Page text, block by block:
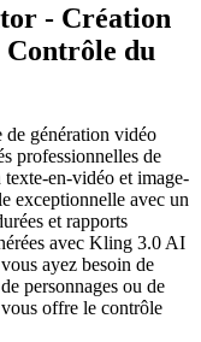
- Création
Contrôle du
génération vidéo
professionnelles de
en-vidéo et image-
exceptionnelle avec un
et rapports
avec Kling 3.0 AI
ayez besoin de
personnages ou de
offre le contrôle